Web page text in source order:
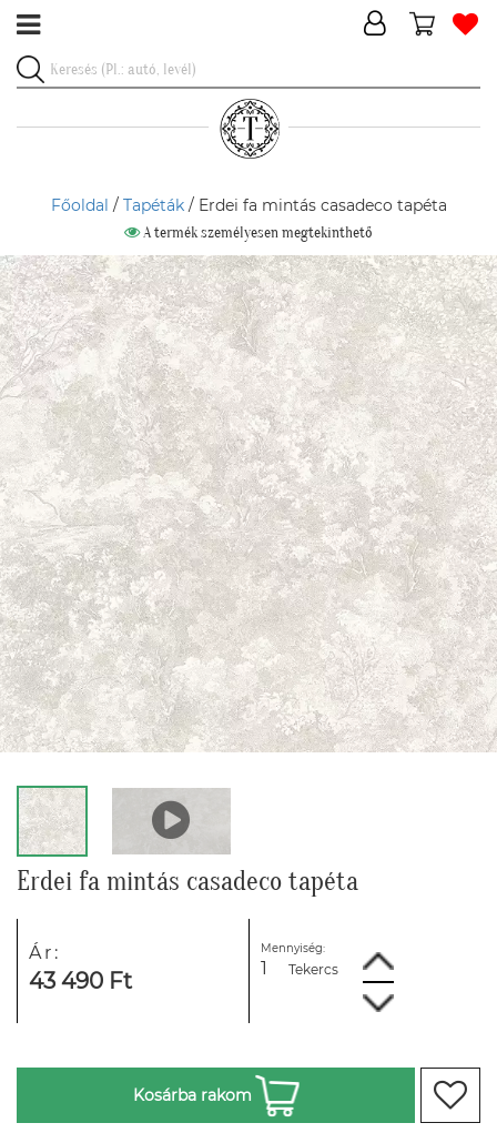
Főoldal / Tapéták/ Erdei fa mintás casadeco tapéta
A termék személyesen megtekinthető
Erdei fa mintás casadeco tapéta
Ár:
43 490 Ft
Mennyiség:
Tekercs
Kosárba rakom